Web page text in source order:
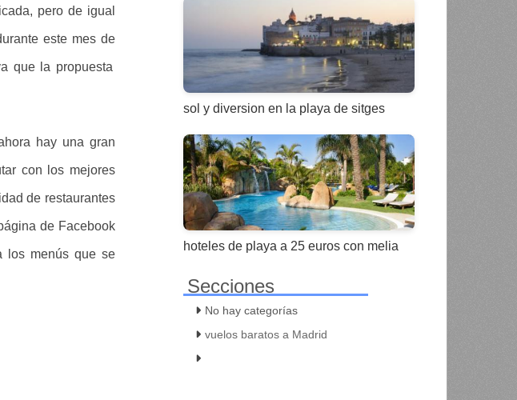
pero de igual
este mes de
que la propuesta
hay una gran
con los mejores
de restaurantes
de Facebook
los menús que se
sol y diversion en la playa de sitges
hoteles de playa a 25 euros con melia
Secciones
No hay categorías
vuelos baratos a Madrid